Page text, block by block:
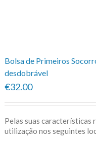
Bolsa de Primeiros
desdobrável
€32.00
Pelas suas características
utilização nos seguintes